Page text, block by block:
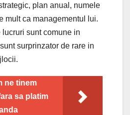
plan anual, numele
mult ca managementul lui.
lucruri sunt comune in
surprinzator de rare in
ne tinem
sa platim